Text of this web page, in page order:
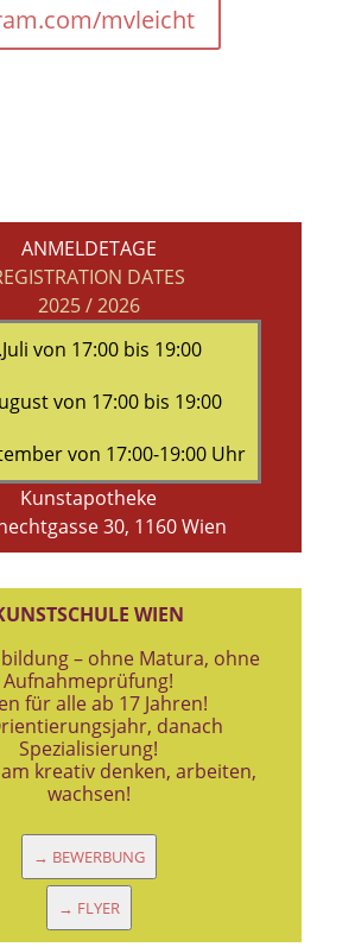
mvleicht
ANMELDETAGE
DATES
2025 / 2026
von 17:00 bis 19:00
von 17:00 bis 19:00
von 17:00-19:00 Uhr
Kunstapotheke
30, 1160 Wien
WIEN
– ohne Matura, ohne
Aufnahmeprüfung!
für alle ab 17 Jahren!
danach
Spezialisierung!
kreativ denken, arbeiten,
wachsen!
→ BEWERBUNG
→ FLYER